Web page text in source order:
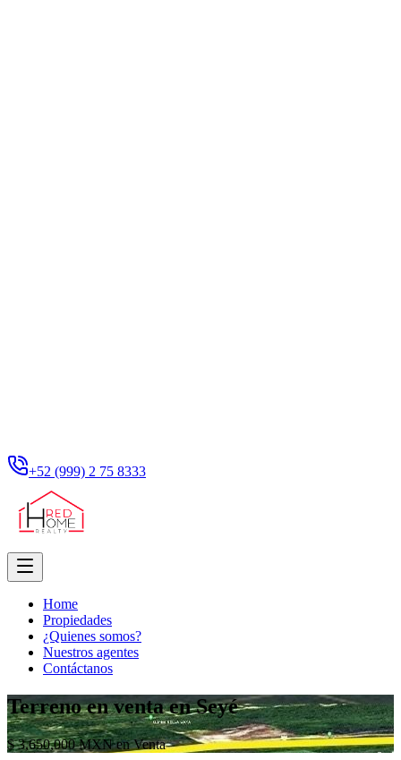
+52 (999) 2 75 8333
Home
Propiedades
¿Quienes somos?
Nuestros agentes
Contáctanos
Terreno en venta en Seyé
$ 3,650,000 MXN en Venta